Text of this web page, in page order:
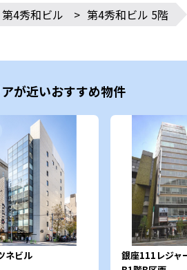
第4秀和ビル > 第4秀和ビル 5階
が近いおすすめ物件
ネビル
銀座111レジャ